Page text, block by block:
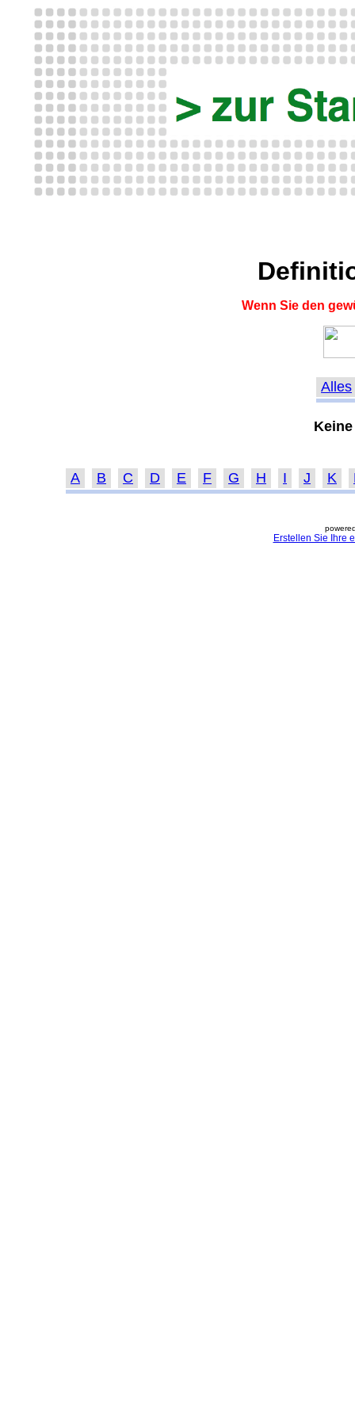
Wenn Sie den
Alles
A B C D E F G H I J K
Erstellen Sie Ihre